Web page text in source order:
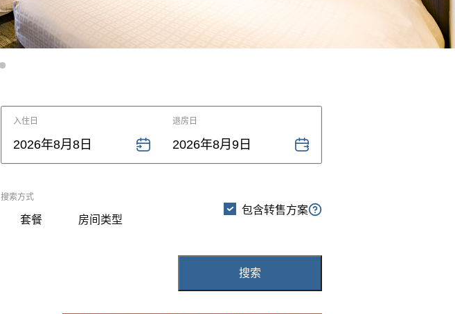
九州、冲绳地区
东急STAY博多
入住日
2026年8月8日
退房日
2026年8月9日
搜索方式
套餐 房间类型
包含转售方案
搜索